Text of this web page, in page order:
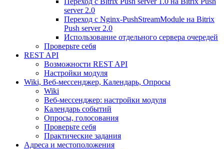
server 2.0
Переход с Nginx-PushStreamModule на Bitrix
Push server 2.0
Использование отдельного сервера очередей
Проверьте себя
REST API
Возможности REST API
Настройки модуля
Wiki, Веб-мессенджер, Календарь, Опросы
Wiki
Веб-мессенджер: настройки модуля
Календарь событий
Опросы, голосования
Проверьте себя
Практические задания
Адреса и местоположения